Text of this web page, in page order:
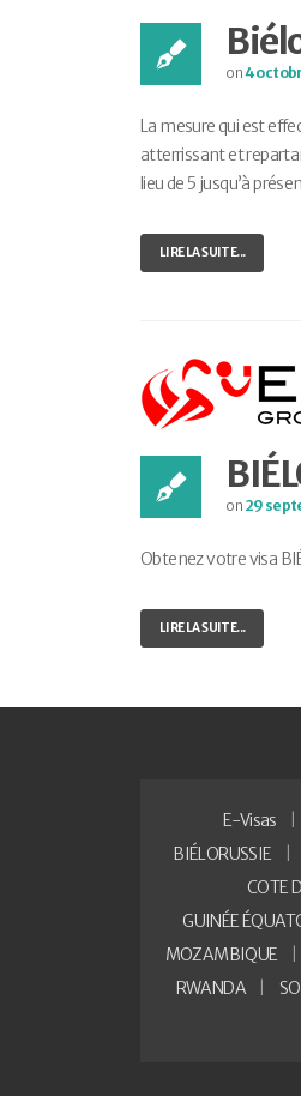
on4
La mesure qui est
atterrissant et
lieu de 5 jusqu’à
LIRE LA SUITE...
on 29
Obtenez votre visa
LIRE LA SUITE...
E-Visas
BIÉLORUSSIE
COTE
GUINÉE
MOZAMBIQUE
RWANDA